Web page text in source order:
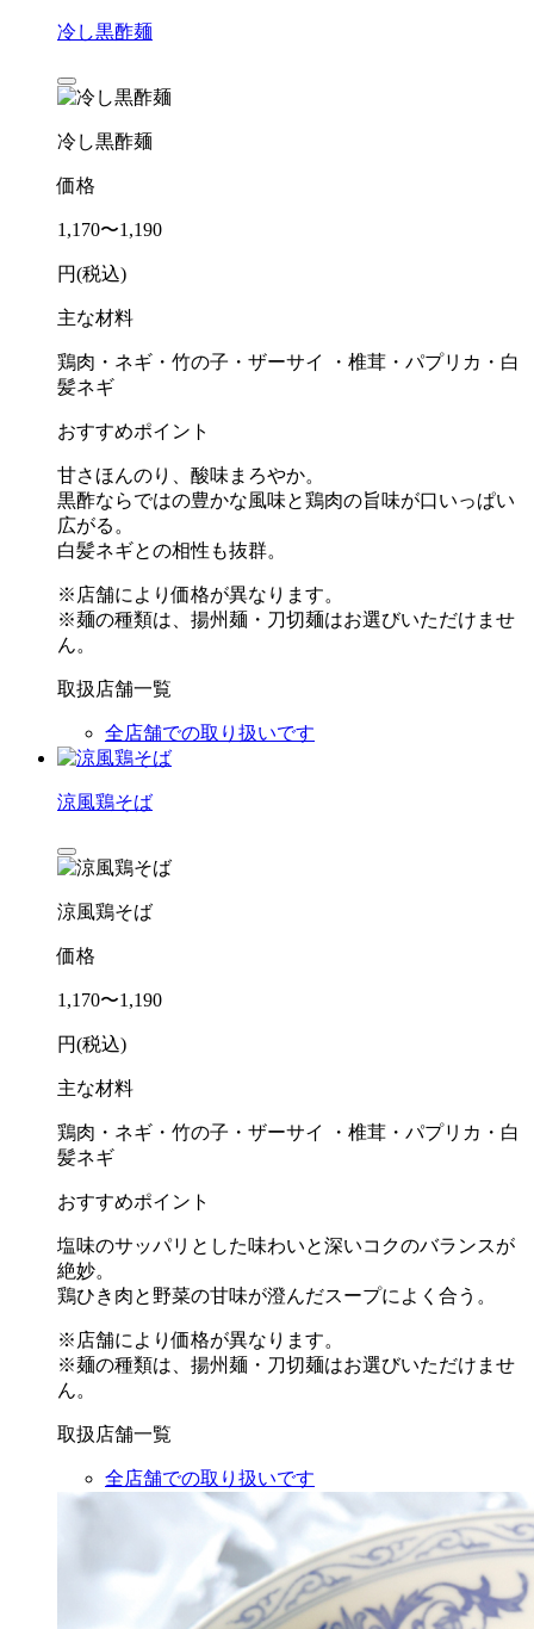
冷し黒酢麺
冷し黒酢麺
価格
1,170〜1,190
円(税込)
主な材料
鶏肉・ネギ・竹の子・ザーサイ ・椎茸・パプリカ・白
髪ネギ
おすすめポイント
甘さほんのり、酸味まろやか。
黒酢ならではの豊かな風味と鶏肉の旨味が口いっぱい
広がる。
白髪ネギとの相性も抜群。
※店舗により価格が異なります。
※麺の種類は、揚州麺・刀切麺はお選びいただけませ
ん。
取扱店舗一覧
全店舗での取り扱いです
涼風鶏そば
涼風鶏そば
価格
1,170〜1,190
円(税込)
主な材料
鶏肉・ネギ・竹の子・ザーサイ ・椎茸・パプリカ・白
髪ネギ
おすすめポイント
塩味のサッパリとした味わいと深いコクのバランスが
絶妙。
鶏ひき肉と野菜の甘味が澄んだスープによく合う。
※店舗により価格が異なります。
※麺の種類は、揚州麺・刀切麺はお選びいただけませ
ん。
取扱店舗一覧
全店舗での取り扱いです